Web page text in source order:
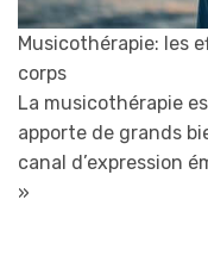
Musicothérapie: les
corps
La musicothérapie
apporte de grands
canal d’expression
»